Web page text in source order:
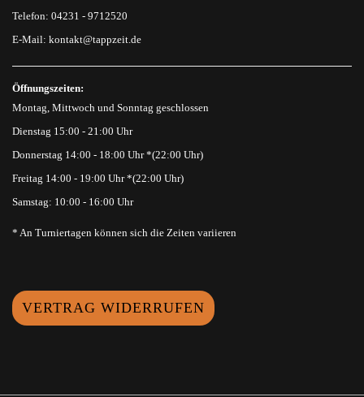
Telefon: 04231 - 9712520
E-Mail: kontakt@tappzeit.de
Öffnungszeiten:
Montag, Mittwoch und Sonntag geschlossen
Dienstag 15:00 - 21:00 Uhr
Donnerstag 14:00 - 18:00 Uhr *(22:00 Uhr)
Freitag 14:00 - 19:00 Uhr *(22:00 Uhr)
Samstag: 10:00 - 16:00 Uhr
* An Turniertagen können sich die Zeiten variieren
VERTRAG WIDERRUFEN